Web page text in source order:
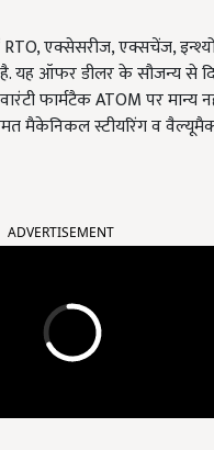
एक्सेसरीज, एक्सचेंज,
यह ऑफर डीलर के सौजन्य से
फार्मटैक ATOM पर मान्य
मैकेनिकल स्टीयरिंग व
ADVERTISEMENT